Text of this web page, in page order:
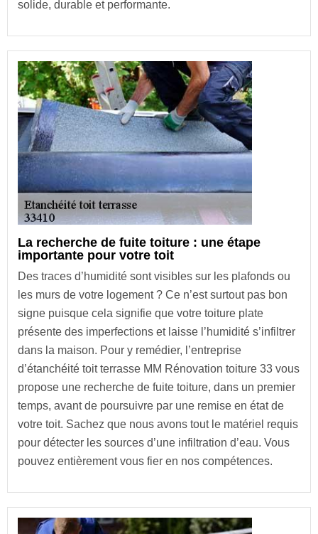
solide, durable et performante.
La recherche de fuite toiture : une étape
importante pour votre toit
Des traces d’humidité sont visibles sur les plafonds ou
les murs de votre logement ? Ce n’est surtout pas bon
signe puisque cela signifie que votre toiture plate
présente des imperfections et laisse l’humidité s’infiltrer
dans la maison. Pour y remédier, l’entreprise
d’étanchéité toit terrasse MM Rénovation toiture 33 vous
propose une recherche de fuite toiture, dans un premier
temps, avant de poursuivre par une remise en état de
votre toit. Sachez que nous avons tout le matériel requis
pour détecter les sources d’une infiltration d’eau. Vous
pouvez entièrement vous fier en nos compétences.